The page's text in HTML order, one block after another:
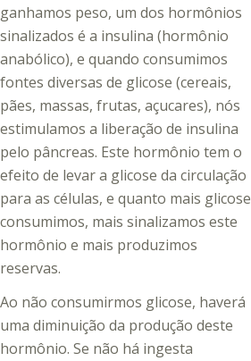
ganhamos peso, um dos hormônios
sinalizados é a insulina (hormônio
anabólico), e quando consumimos
fontes diversas de glicose (cereais,
pães, massas, frutas, açucares), nós
estimulamos a liberação de insulina
pelo pâncreas. Este hormônio tem o
efeito de levar a glicose da circulação
para as células, e quanto mais glicose
consumimos, mais sinalizamos este
hormônio e mais produzimos
reservas.
Ao não consumirmos glicose, haverá
uma diminuição da produção deste
hormônio. Se não há ingesta